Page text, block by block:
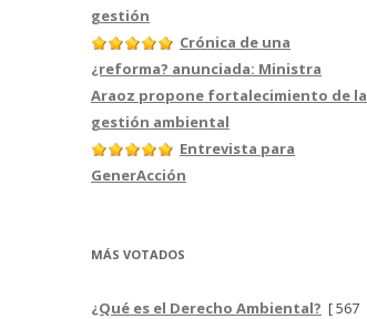
gestión
Crónica de una
¿reforma? anunciada: Ministra
Araoz propone fortalecimiento de la
gestión ambiental
Entrevista para
GenerAcción
MÁS VOTADOS
¿Qué es el Derecho Ambiental? [ 567